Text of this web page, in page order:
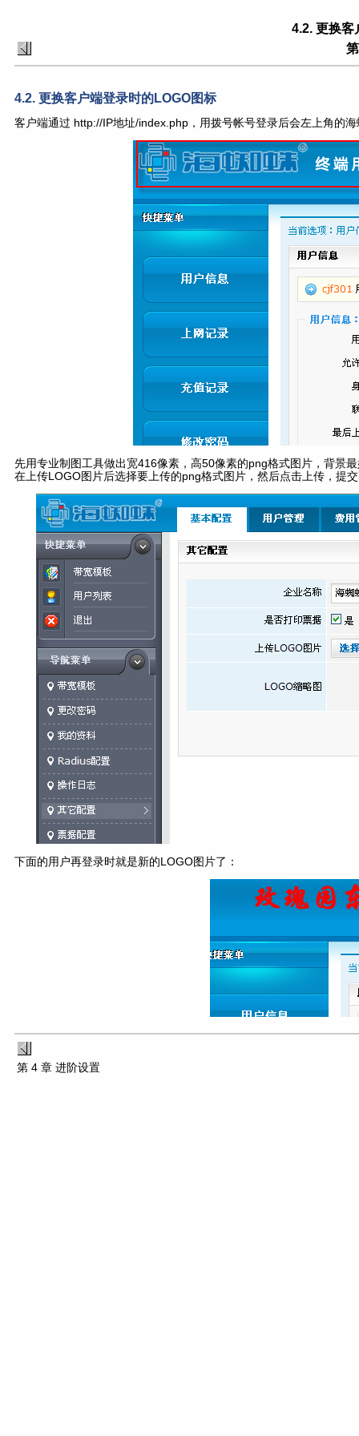
4.2. 更换客
4.2. 更换客户端登录时的LOGO图标
客户端通过 http://IP地址/index.php，用拨号帐号登录后会左上角的
先用专业制图工具做出宽416像素，高50像素的png格式图片，背景
在上传LOGO图片后选择要上传的png格式图片，然后点击上传，提
下面的用户再登录时就是新的LOGO图片了：
第 4 章 进阶设置